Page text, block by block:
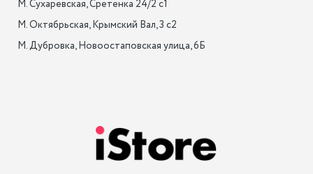
М. Сухаревская, Сретенка 24/2 с1
М. Октябрьская, Крымский Вал, 3 с2
М. Дубровка, Новоостаповская улица, 6Б